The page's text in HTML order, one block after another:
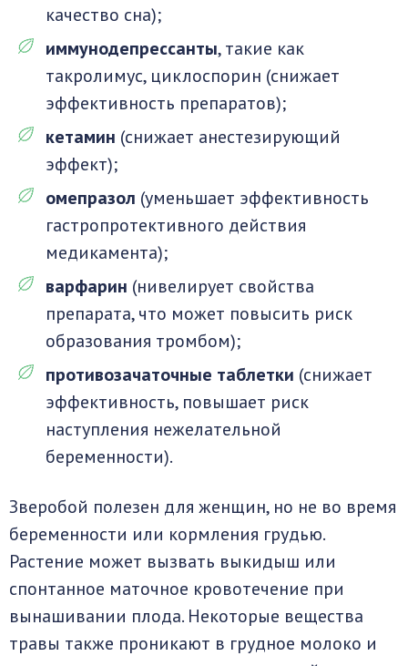
качество сна);
иммунодепрессанты, такие как
такролимус, циклоспорин (снижает
эффективность препаратов);
кетамин (снижает анестезирующий
эффект);
омепразол (уменьшает эффективность
гастропротективного действия
медикамента);
варфарин (нивелирует свойства
препарата, что может повысить риск
образования тромбом);
противозачаточные таблетки (снижает
эффективность, повышает риск
наступления нежелательной
беременности).
Зверобой полезен для женщин, но не во время
беременности или кормления грудью.
Растение может вызвать выкидыш или
спонтанное маточное кровотечение при
вынашивании плода. Некоторые вещества
травы также проникают в грудное молоко и